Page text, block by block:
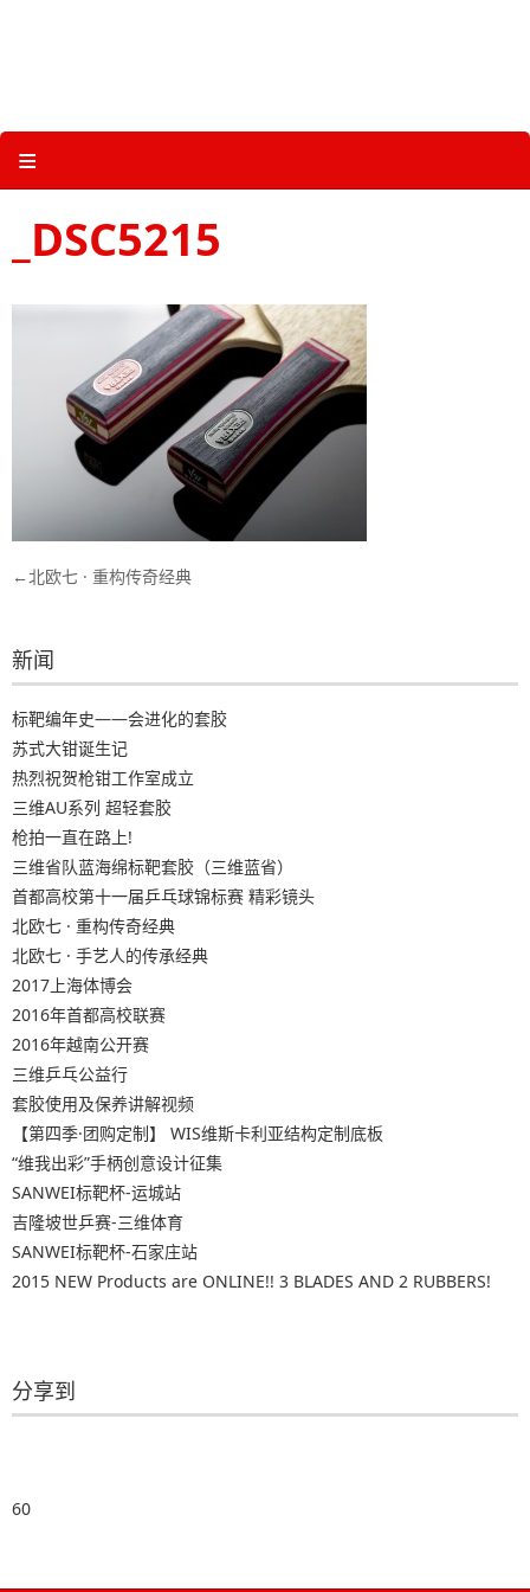
≡
_DSC5215
文
导
航
北欧七 · 重构传奇经典
新闻
标靶编年史——会进化的套胶
苏式大钳诞生记
热烈祝贺枪钳工作室成立
三维AU系列 超轻套胶
枪拍一直在路上!
三维省队蓝海绵标靶套胶（三维蓝省）
首都高校第十一届乒乓球锦标赛 精彩镜头
北欧七 · 重构传奇经典
北欧七 · 手艺人的传承经典
2017上海体博会
2016年首都高校联赛
2016年越南公开赛
三维乒乓公益行
套胶使用及保养讲解视频
【第四季·团购定制】 WIS维斯卡利亚结构定制底板
“维我出彩”手柄创意设计征集
SANWEI标靶杯-运城站
吉隆坡世乒赛-三维体育
SANWEI标靶杯-石家庄站
2015 NEW Products are ONLINE!! 3 BLADES AND 2 RUBBERS!
分享到
60